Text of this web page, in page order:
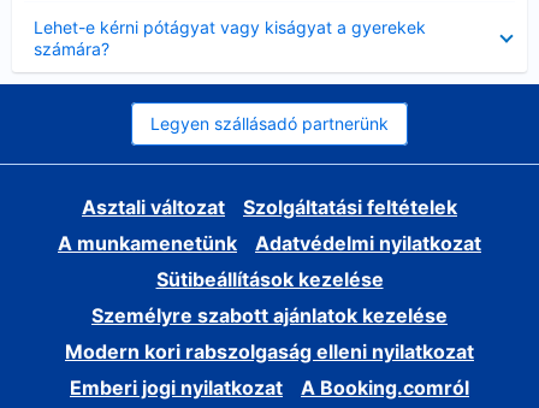
Lehet-e kérni pótágyat vagy kiságyat a gyerekek
számára?
Legyen szállásadó partnerünk
Asztali változat
Szolgáltatási feltételek
A munkamenetünk
Adatvédelmi nyilatkozat
Sütibeállítások kezelése
Személyre szabott ajánlatok kezelése
Modern kori rabszolgaság elleni nyilatkozat
Emberi jogi nyilatkozat
A Booking.comról